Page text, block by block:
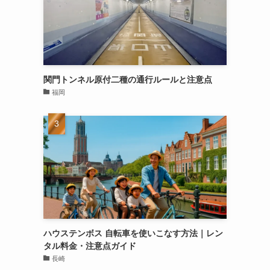
関門トンネル原付二種の通行ルールと注意点
福岡
ハウステンボス 自転車を使いこなす方法｜レン
タル料金・注意点ガイド
長崎